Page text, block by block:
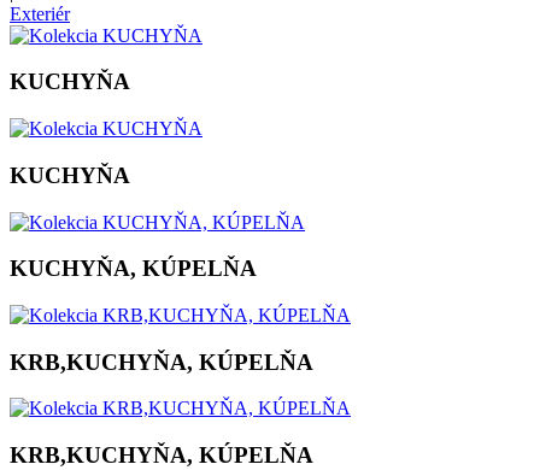
Exteriér
KUCHYŇA
KUCHYŇA
KUCHYŇA, KÚPELŇA
KRB,KUCHYŇA, KÚPELŇA
KRB,KUCHYŇA, KÚPELŇA